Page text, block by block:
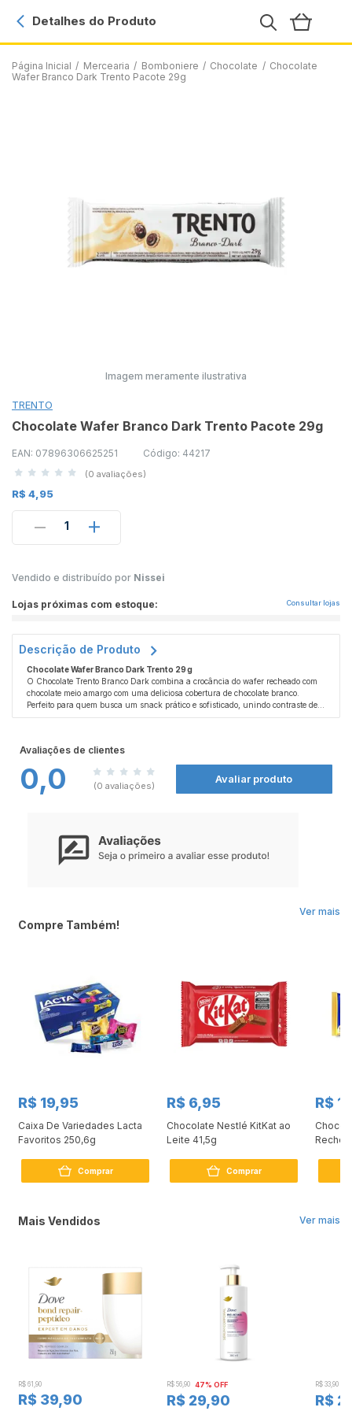
Página Inicial / Mercearia / Bomboniere / Chocolate / Chocolate
Wafer Branco Dark Trento Pacote 29g
Detalhes do Produto
Imagem meramente ilustrativa
TRENTO
Chocolate Wafer Branco Dark Trento Pacote 29g
EAN: 07896306625251 Código: 44217
(0 avaliações)
R$ 4,95
1
Vendido e distribuído por Nissei
Lojas próximas com estoque: Consultar lojas
Descrição de Produto
Chocolate Wafer Branco Dark Trento 29 g
O Chocolate Trento Branco Dark combina a crocância do wafer recheado com
chocolate meio amargo com uma deliciosa cobertura de chocolate branco.
Perfeito para quem busca um snack prático e sofisticado, unindo contraste de
sabores e texturas em um produto compacto de 29 g.
Avaliações de clientes
0,0 (0 avaliações)
Avaliar produto
Ver mais
Compre Também!
R$ 19,95
Caixa De Variedades Lacta
Favoritos 250,6g
Comprar
R$ 6,95
Chocolate Nestlé KitKat ao
Leite 41,5g
Comprar
R$
Ver mais
Mais Vendidos
R$ 61,90
R$ 39,90
R$ 56,90 47% OFF
R$ 29,90
R$ 33,90
R$